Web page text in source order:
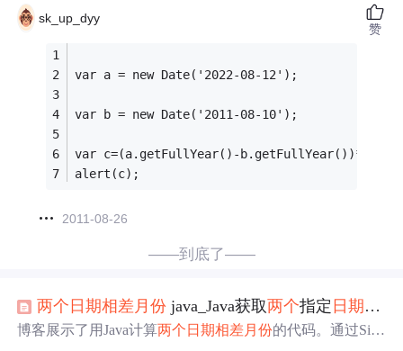
sk_up_dyy
var a = new Date('2022-08-12');
var b = new Date('2011-08-10');
var c=(a.getFullYear()-
alert(c);
2011-08-26
赞
——到底了——
两个 日期相差 月份 java_Java获取两个指定 日期 之间
博客展示了用Java计算两个 日期相差月份的代码。通过Sim